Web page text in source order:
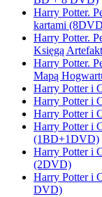
Harry Potter.
kartami
Harry Potter.
Księgą
Harry Potter.
Mapą
Harry Potter i
Harry Potter i
Harry Potter i
Harry Potter i
(1BD+1DVD)
Harry Potter i
(2DVD)
Harry Potter i
DVD)